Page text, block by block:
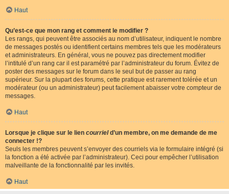
Haut
Qu’est-ce que mon rang et comment le modifier ?
Les rangs, qui peuvent être associés au nom d’utilisateur, indiquent le nombre
de messages postés ou identifient certains membres tels que les modérateurs
et administrateurs. En général, vous ne pouvez pas directement modifier
l’intitulé d’un rang car il est paramétré par l’administrateur du forum. Évitez de
poster des messages sur le forum dans le seul but de passer au rang
supérieur. Sur la plupart des forums, cette pratique est rarement tolérée et un
modérateur (ou un administrateur) peut facilement abaisser votre compteur de
messages.
Haut
Lorsque je clique sur le lien courrield’un membre, on me demande de me
connecter !?
Seuls les membres peuvent s’envoyer des courriels via le formulaire intégré (si
la fonction a été activée par l’administrateur). Ceci pour empêcher l’utilisation
malveillante de la fonctionnalité par les invités.
Haut